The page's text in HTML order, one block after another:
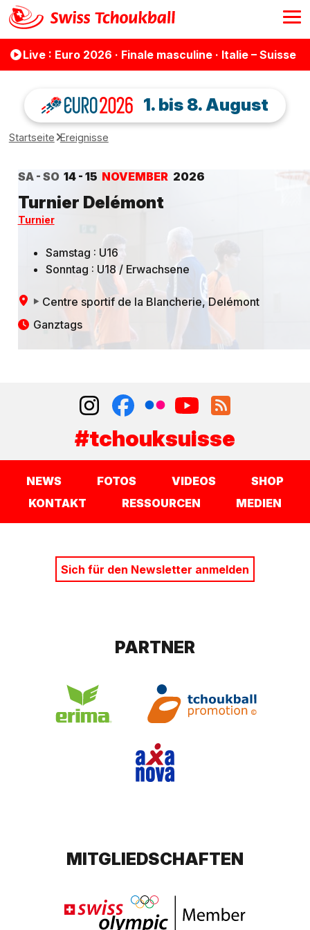
Live : Euro 2026 · Finale masculine · Italie – Suisse
1. bis 8. August
Startseite Ereignisse
SA - SO 14 - 15 NOVEMBER 2026
Turnier Delémont
Turnier
Samstag : U16
Sonntag : U18 / Erwachsene
Centre sportif de la Blancherie, Delémont
Ganztags
#tchouksuisse
NEWS FOTOS VIDEOS
SHOP
KONTAKT
RESSOURCEN MEDIEN
Sich für den Newsletter anmelden
PARTNER
MITGLIEDSCHAFTEN